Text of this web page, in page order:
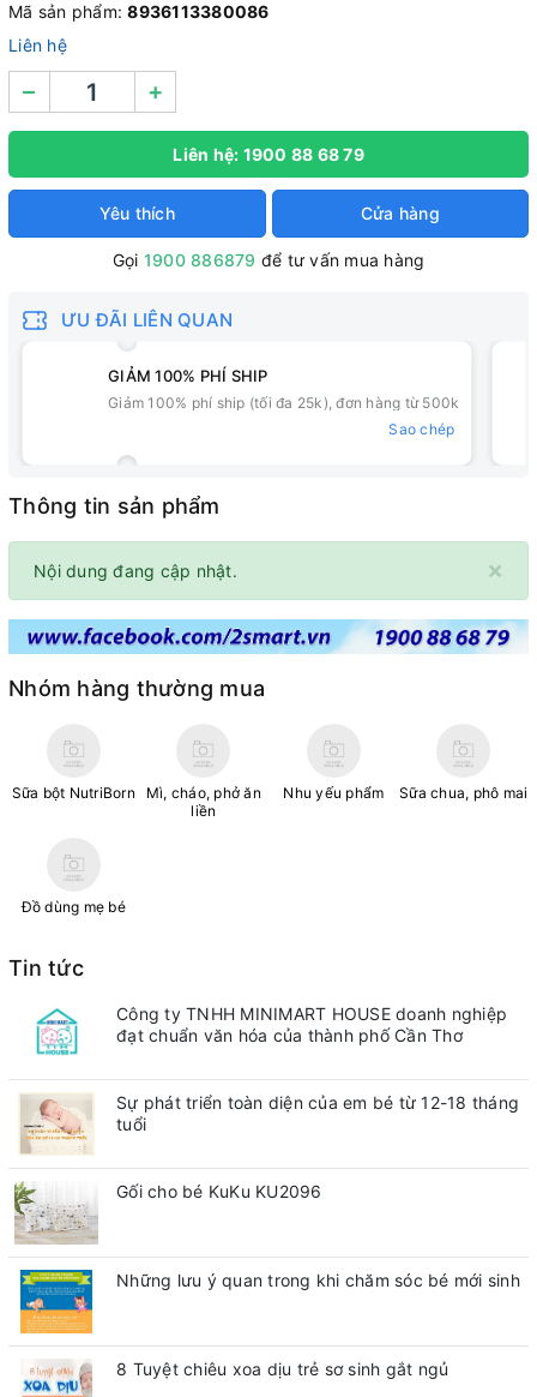
Mã sản phẩm:8936113380086
Liên hệ
– +
Liên hệ: 1900 88 68 79
Yêu thích Cửa hàng
Gọi 1900 886879 để tư vấn mua hàng
ƯU ĐÃI LIÊN QUAN
GIẢM 100% PHÍ SHIP
Giảm 100% phí ship (tối đa 25k), đơn hàng từ 500k
Sao chép
Thông tin sản phẩm
×
Nội dung đang cập nhật.
Nhóm hàng thường mua
Sữa bột NutriBorn
Mì, cháo, phở ăn
liền
Nhu yếu phẩm Sữa chua, phô mai
Đồ dùng mẹ bé
Tin tức
Công ty TNHH MINIMART HOUSE doanh nghiệp
đạt chuẩn văn hóa của thành phố Cần Thơ
Sự phát triển toàn diện của em bé từ 12-18 tháng
tuổi
Gối cho bé KuKu KU2096
Những lưu ý quan trong khi chăm sóc bé mới sinh
8 Tuyệt chiêu xoa dịu trẻ sơ sinh gắt ngủ